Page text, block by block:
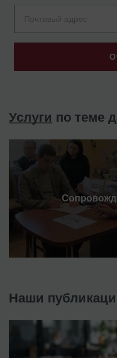
Услуги по теме
Наши